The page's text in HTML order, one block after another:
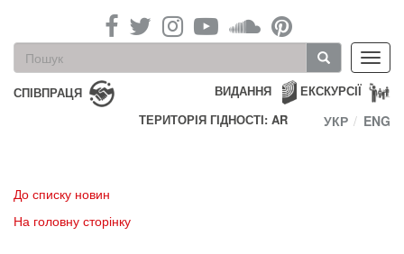
Пошукова
форма
Пошук
СПІВПРАЦЯ ЕКСКУРСІЇ
ВИДАННЯ
ТЕРИТОРІЯ ГІДНОСТІ: AR
УКР ENG
До списку новин
На головну сторінку